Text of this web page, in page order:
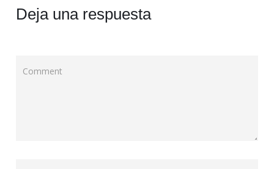
Deja una respuesta